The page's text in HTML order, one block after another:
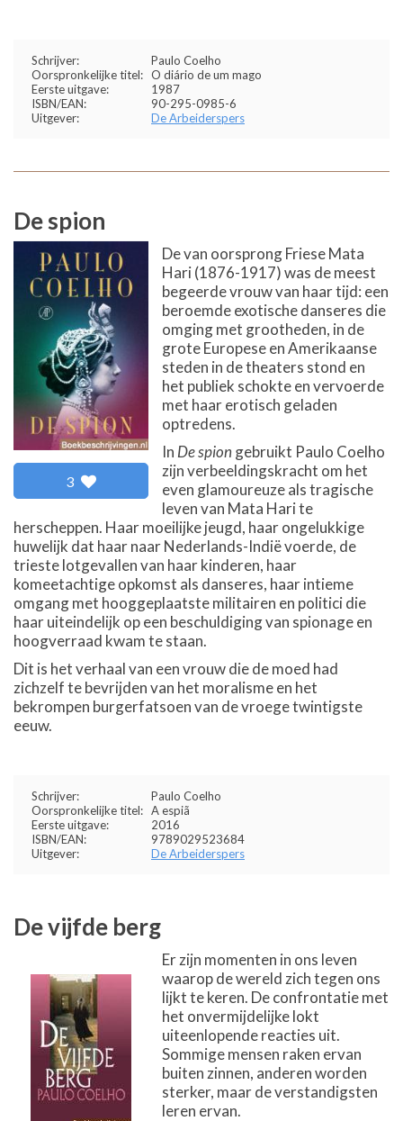
Schrijver:
Paulo Coelho
Oorspronkelijke titel: O diário de um mago
Eerste uitgave:
1987
ISBN/EAN:
90-295-0985-6
Uitgever:
De Arbeiderspers
De spion
3
De van oorsprong Friese Mata
Hari (1876-1917) was de meest
begeerde vrouw van haar tijd: een
beroemde exotische danseres die
omging met grootheden, in de
grote Europese en Amerikaanse
steden in de theaters stond en
het publiek schokte en vervoerde
met haar erotisch geladen
optredens.
In De spion gebruikt Paulo Coelho
zijn verbeeldingskracht om het
even glamoureuze als tragische
leven van Mata Hari te
herscheppen. Haar moeilijke jeugd, haar ongelukkige
huwelijk dat haar naar Nederlands-Indië voerde, de
trieste lotgevallen van haar kinderen, haar
komeetachtige opkomst als danseres, haar intieme
omgang met hooggeplaatste militairen en politici die
haar uiteindelijk op een beschuldiging van spionage en
hoogverraad kwam te staan.
Dit is het verhaal van een vrouw die de moed had
zichzelf te bevrijden van het moralisme en het
bekrompen burgerfatsoen van de vroege twintigste
eeuw.
Schrijver:
Paulo Coelho
Oorspronkelijke titel: A espiã
Eerste uitgave:
2016
ISBN/EAN:
9789029523684
Uitgever:
De Arbeiderspers
De vijfde berg
Er zijn momenten in ons leven
waarop de wereld zich tegen ons
lijkt te keren. De confrontatie met
het onvermijdelijke lokt
uiteenlopende reacties uit.
Sommige mensen raken ervan
buiten zinnen, anderen worden
sterker, maar de verstandigsten
leren ervan.